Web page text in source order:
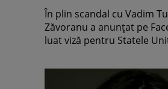
În plin scandal cu Vadim
Zăvoranu a anunţat pe
luat viză pentru Statele